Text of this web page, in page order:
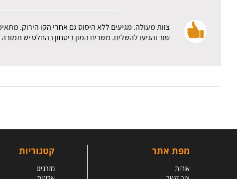
צוות מעולה. מגיעים ללא היסוס גם אחרי הקו הירוק.
שוב והגיעו להשלים. משרים המון ביטחון בהחלט יש
מפת אתר
אודות
קטגוריות
מזרנים